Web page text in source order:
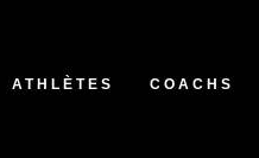
ATHLÈTES COACHS